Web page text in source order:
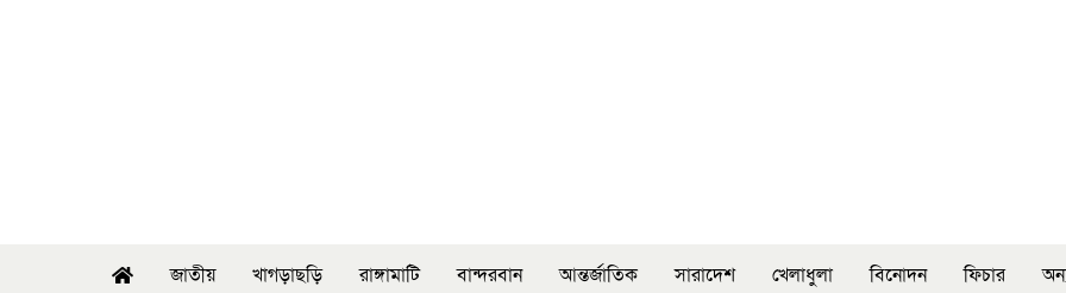
জাতীয় খাগড়াছড়ি রাঙ্গামাটি বান্দরবান আন্তর্জাতিক সারাদেশ খেলাধুলা বিনোদন ফিচার